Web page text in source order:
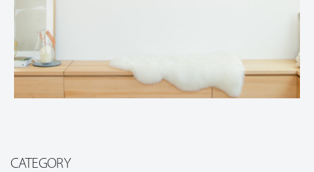
CATEGORY